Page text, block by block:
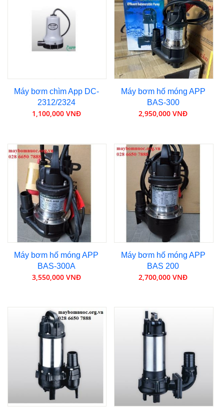
Máy bơm chìm App DC-
2312/2324
1,100,000 VNĐ
Máy bơm hố móng APP
BAS-300
2,950,000 VNĐ
Máy bơm hố móng APP
BAS-300A
3,550,000 VNĐ
Máy bơm hố móng APP
BAS 200
2,700,000 VNĐ